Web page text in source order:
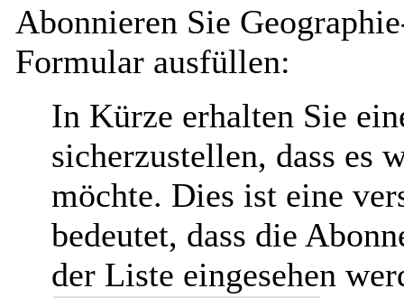
Abonnieren Sie
Formular ausfüllen:
In Kürze erhalten Sie
sicherzustellen, dass es
möchte. Dies ist eine
bedeutet, dass die
der Liste eingesehen